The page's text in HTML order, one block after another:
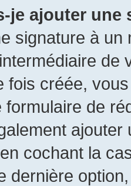
je ajouter une
signature à un
fois créée,
formulaire de
cochant la
dernière